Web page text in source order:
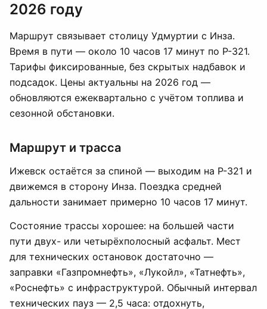
2026 году
Маршрут связывает столицу Удмуртии с Инза.
Время в пути — около 10 часов 17 минут по Р-321.
Тарифы фиксированные, без скрытых надбавок и
подсадок. Цены актуальны на 2026 год —
обновляются ежеквартально с учётом топлива и
сезонной обстановки.
Маршрут и трасса
Ижевск остаётся за спиной — выходим на Р-321 и
движемся в сторону Инза. Поездка средней
дальности занимает примерно 10 часов 17 минут.
Состояние трассы хорошее: на большей части
пути двух- или четырёхполосный асфальт. Мест
для технических остановок достаточно —
заправки «Газпромнефть», «Лукойл», «Татнефть»,
«Роснефть» с инфраструктурой. Обычный интервал
технических пауз — 2,5 часа: отдохнуть,